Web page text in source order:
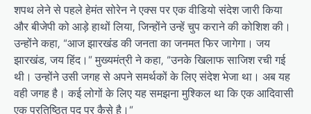
शपथ लेने से पहले हेमंत सोरेन ने एक्स पर एक वीडियो संदेश जारी किया
और बीजेपी को आड़े हाथों लिया, जिन्होंने उन्हें चुप कराने की कोशिश की।
उन्होंने कहा, “आज झारखंड की जनता का जनमत फिर जागेगा। जय
झारखंड, जय हिंद।” मुख्यमंत्री ने कहा, “उनके खिलाफ साजिश रची गई
थी। उन्होंने उसी जगह से अपने समर्थकों के लिए संदेश भेजा था। अब यह
वही जगह है। कई लोगों के लिए यह समझना मुश्किल था कि एक आदिवासी
एक प्रतिष्ठित पद पर कैसे है।”